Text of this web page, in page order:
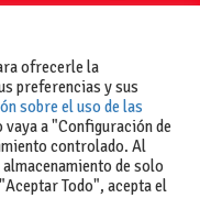
+34 627 35
ofrecerle la
preferencias y sus
sobre el uso de las
a "Configuración de
controlado. Al
de solo
Todo", acepta el